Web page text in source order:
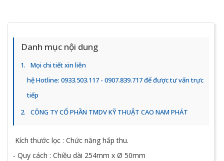
Danh mục nội dung
Mọi chi tiết xin liên
hệ Hotline: 0933.503.117 - 0907.839.717 để được tư vấn trực
tiếp
CÔNG TY CỔ PHẦN TMDV KỸ THUẬT CAO NAM PHÁT
Kích thước lọc : Chức năng hấp thu.
- Quy cách : Chiều dài 254mm x Ø 50mm